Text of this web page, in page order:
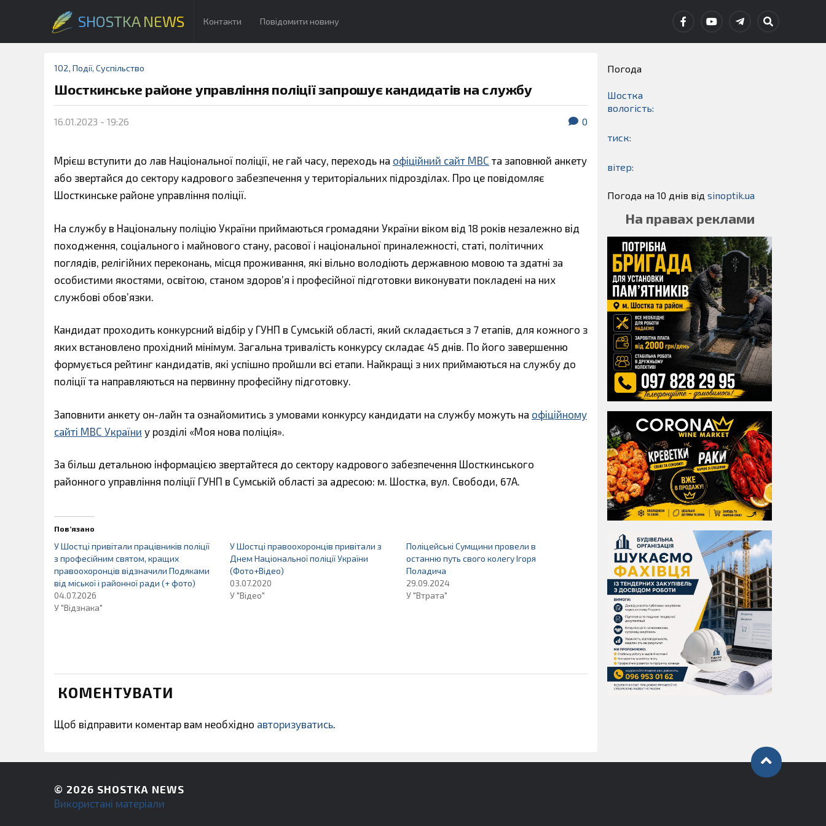
SHOSTKA NEWS Контакти Повідомити новину
102, Події, Суспільство
Шосткинське районе управління поліції запрошує кандидатів на службу
16.01.2023 - 19:26 0
Мрієш вступити до лав Національної поліції, не гай часу, переходь на офіційний сайт МВС та заповнюй анкету
або звертайся до сектору кадрового забезпечення у територіальних підрозділах. Про це повідомляє
Шосткинське районе управління поліції.
На службу в Національну поліцію України приймаються громадяни України віком від 18 років незалежно від
походження, соціального і майнового стану, расової і національної приналежності, статі, політичних
поглядів, релігійних переконань, місця проживання, які вільно володіють державною мовою та здатні за
особистими якостями, освітою, станом здоров’я і професійної підготовки виконувати покладені на них
службові обов’язки.
Кандидат проходить конкурсний відбір у ГУНП в Сумській області, який складається з 7 етапів, для кожного з
яких встановлено прохідний мінімум. Загальна тривалість конкурсу складає 45 днів. По його завершенню
формується рейтинг кандидатів, які успішно пройшли всі етапи. Найкращі з них приймаються на службу до
поліції та направляються на первинну професійну підготовку.
Заповнити анкету он-лайн та ознайомитись з умовами конкурсу кандидати на службу можуть на офіційному
сайті МВС України у розділі «Моя нова поліція».
За більш детальною інформацією звертайтеся до сектору кадрового забезпечення Шосткинського
районного управління поліції ГУНП в Сумській області за адресою: м. Шостка, вул. Свободи, 67А.
Пов’язано
У Шостці привітали працівників поліції
з професійним святом, кращих
правоохоронців відзначили Подяками
від міської і районної ради (+ фото)
04.07.2026
У "Відзнака"
У Шостці правоохоронців привітали з
Днем Національної поліції України
(Фото+Відео)
03.07.2020
У "Відео"
Поліцейські Сумщини провели в
останню путь свого колегу Ігоря
Поладича
29.09.2024
У "Втрата"
КОМЕНТУВАТИ
Щоб відправити коментар вам необхідно авторизуватись
Погода
Шостка
вологість:
тиск:
вітер:
Погода на 10 днів від sinoptik.ua
На правах реклами
© 2026 SHOSTKA NEWS
Використані матеріали